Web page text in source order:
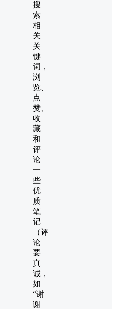
搜
索
相
关
关
键
词，
浏
览、
点
赞、
收
藏
和
评
论
一
些
优
质
笔
记
（评
论
要
真
诚，
如
“谢
谢